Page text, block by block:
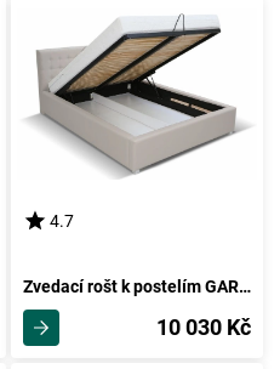
4.7
Zvedací rošt k postelím GARGE 160
10 030 Kč